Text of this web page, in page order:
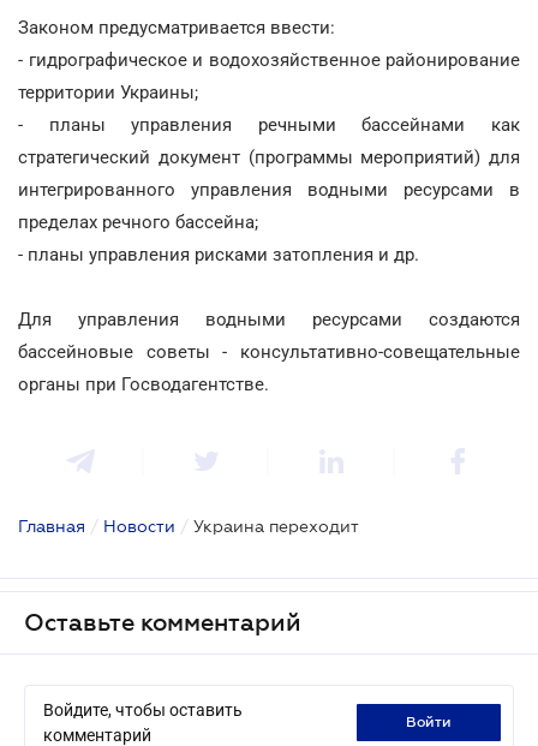
Законом предусматривается ввести:
- гидрографическое и водохозяйственное районирование
территории Украины;
- планы управления речными бассейнами как
стратегический документ (программы мероприятий) для
интегрированного управления водными ресурсами в
пределах речного бассейна;
- планы управления рисками затопления и др.
Для управления водными ресурсами создаются
бассейновые советы - консультативно-совещательные
органы при Госводагентстве.
Главная / Новости / Украина переходит
Оставьте комментарий
Войдите, чтобы оставить
комментарий
войти